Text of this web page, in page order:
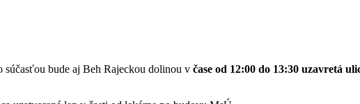
súčasťou bude aj Beh Rajeckou dolinou v čase od 12:00 do 13:30 uzavretá